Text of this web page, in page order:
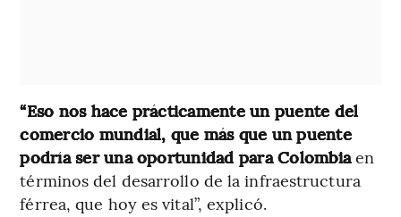
“Eso nos hace prácticamente un puente del
comercio mundial, que más que un puente
podría ser una oportunidad para Colombiaen
términos del desarrollo de la infraestructura
férrea, que hoy es vital”, explicó.